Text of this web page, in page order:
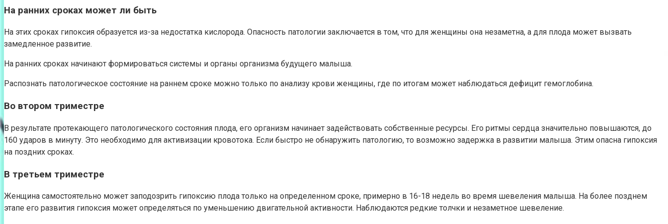
На ранних сроках может ли быть
На этих сроках гипоксия образуется из-за недостатка кислорода. Опасность патологии заключается в том, что для женщины она незаметна, а для плода может вызвать
замедленное развитие.
На ранних сроках начинают формироваться системы и органы организма будущего малыша.
Распознать патологическое состояние на раннем сроке можно только по анализу крови женщины, где по итогам может наблюдаться дефицит гемоглобина.
Во втором триместре
В результате протекающего патологического состояния плода, его организм начинает задействовать собственные ресурсы. Его ритмы сердца значительно повышаются, до
160 ударов в минуту. Это необходимо для активизации кровотока. Если быстро не обнаружить патологию, то возможно задержка в развитии малыша. Этим опасна гипоксия
на поздних сроках.
В третьем триместре
Женщина самостоятельно может заподозрить гипоксию плода только на определенном сроке, примерно в 16-18 недель во время шевеления малыша. На более позднем
этапе его развития гипоксия может определяться по уменьшению двигательной активности. Наблюдаются редкие толчки и незаметное шевеление.